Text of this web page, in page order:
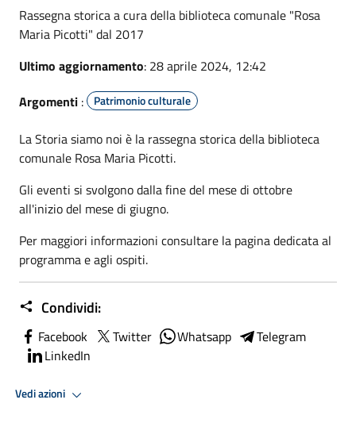
Rassegna storica a cura della biblioteca comunale "Rosa
Maria Picotti" dal 2017
Ultimo aggiornamento: 28 aprile 2024, 12:42
Argomenti : Patrimonio culturale
La Storia siamo noi è la rassegna storica della biblioteca
comunale Rosa Maria Picotti.
Gli eventi si svolgono dalla fine del mese di ottobre
all'inizio del mese di giugno.
Per maggiori informazioni consultare la pagina dedicata al
programma e agli ospiti.
Condividi:
Facebook Twitter Whatsapp
Telegram
LinkedIn
Vedi azioni